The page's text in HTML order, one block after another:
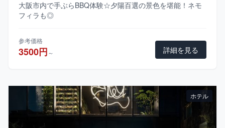
大阪市内で手ぶらBBQ体験☆夕陽百選の景色を堪能！ネモ
フィラも◎
参考価格
3500円～ 詳細を見る
ホテル